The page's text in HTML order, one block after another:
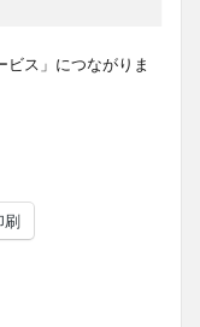
ビス」につながりま
刷